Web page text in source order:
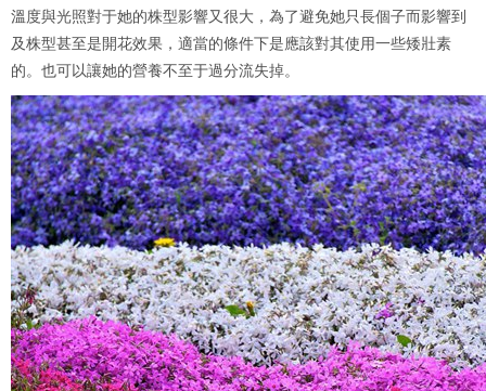
溫度與光照對于她的株型影響又很大，為了避免她只長個子而影響到
及株型甚至是開花效果，適當的條件下是應該對其使用一些矮壯素
的。也可以讓她的營養不至于過分流失掉。